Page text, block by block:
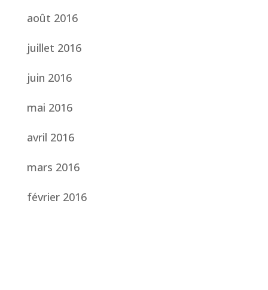
août 2016
juillet 2016
juin 2016
mai 2016
avril 2016
mars 2016
février 2016